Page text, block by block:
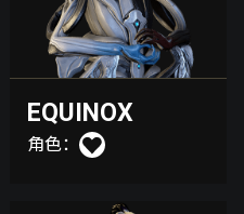
EQUINOX
角色：